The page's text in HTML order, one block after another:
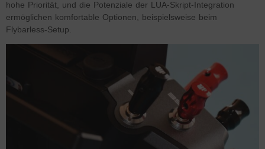
hohe Priorität, und die Potenziale der LUA-Skript-Integration
ermöglichen komfortable Optionen, beispielsweise beim
Flybarless-Setup.